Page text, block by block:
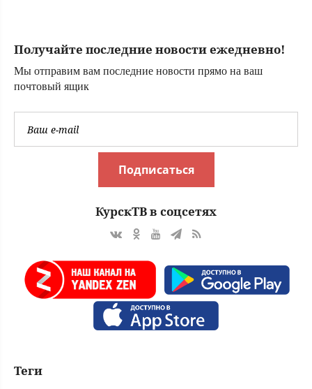
Получайте последние новости ежедневно!
Мы отправим вам последние новости прямо на ваш
почтовый ящик
Подписаться
КурскТВ в соцсетях
Теги